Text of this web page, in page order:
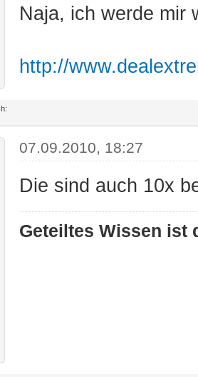
Naja, ich werde mir
http://
07.09.2010, 18:27
Die sind auch 10x
Geteiltes Wissen ist